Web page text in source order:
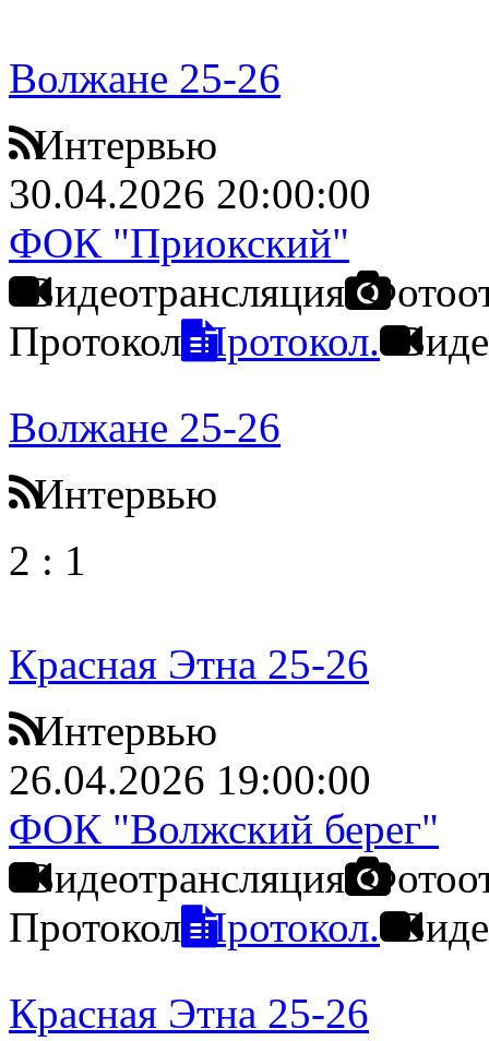
Волжане 25-26
Интервью
30.04.2026 20:00:00
ФОК "Приокский"
Видеотрансляция
Протокол Протокол.
Волжане 25-26
Интервью
2 : 1
Красная Этна 25-26
Интервью
26.04.2026 19:00:00
ФОК "Волжский берег"
Видеотрансляция
Протокол Протокол.
Красная Этна 25-26